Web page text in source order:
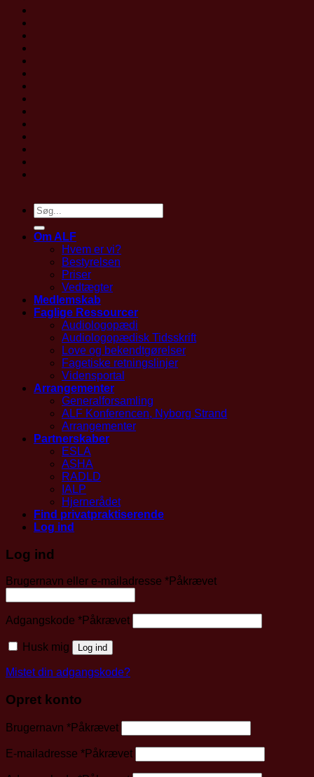
Om ALF
Hvem er vi?
Bestyrelsen
Priser
Vedtægter
Medlemskab
Faglige Ressourcer
Audiologopædi
Audiologopædisk Tidsskrift
Love og bekendtgørelser
Fagetiske retningslinjer
Vidensportal
Arrangementer
Generalforsamling
ALF Konferencen, Nyborg Strand
Arrangementer
Partnerskaber
ESLA
ASHA
RADLD
IALP
Hjernerådet
Find privatpraktiserende
Log ind
Log ind
Brugernavn eller e-mailadresse *Påkrævet
Adgangskode *Påkrævet
Husk mig Log ind
Mistet din adgangskode?
Opret konto
Brugernavn *Påkrævet
E-mailadresse *Påkrævet